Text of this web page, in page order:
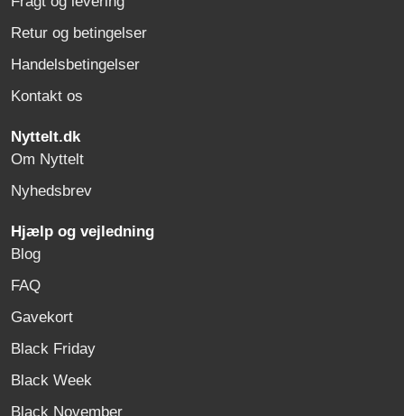
Retur og betingelser
Handelsbetingelser
Kontakt os
Nyttelt.dk
Om Nyttelt
Nyhedsbrev
Hjælp og vejledning
Blog
FAQ
Gavekort
Black Friday
Black Week
Black November